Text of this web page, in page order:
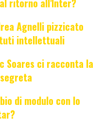
Agnelli pizzicato
intellettuali
Soares ci racconta la
di modulo con lo